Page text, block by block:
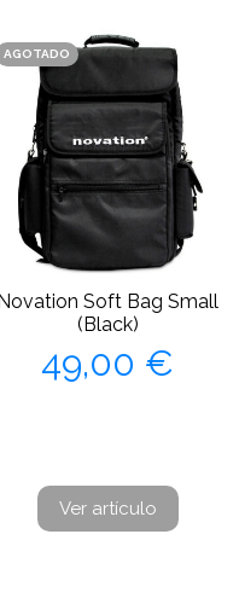
AGOTADO
Soft Bag Small
(Black)
Precio
49,00 €
Ver artículo